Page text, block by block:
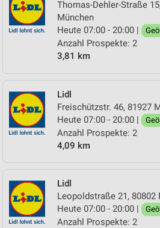
Thomas-Dehler-Straße
München
Heute 07:00 - 20:00 |
Anzahl Prospekte: 2
3,81 km
Lidl
Freischützstr. 46, 81927
Heute 07:00 - 20:00 |
Anzahl Prospekte: 2
4,09 km
Lidl
Leopoldstraße 21, 80802
Heute 07:00 - 20:00 |
Anzahl Prospekte: 2